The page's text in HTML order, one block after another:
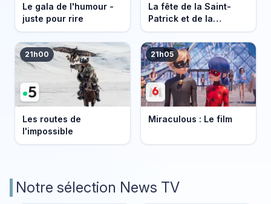
Le gala de l'humour -
juste pour rire
La fête de la Saint-
Patrick et de la
Bretagne
21h00
Les routes de
l'impossible
21h05
Miraculous : Le film
Notre sélection News TV